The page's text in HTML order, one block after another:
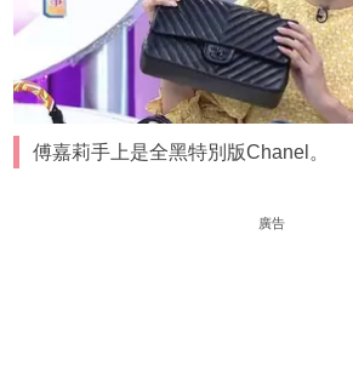
傅嘉莉手上是全黑特別版Chanel。
廣告